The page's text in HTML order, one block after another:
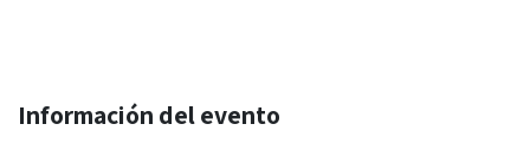
Información del evento